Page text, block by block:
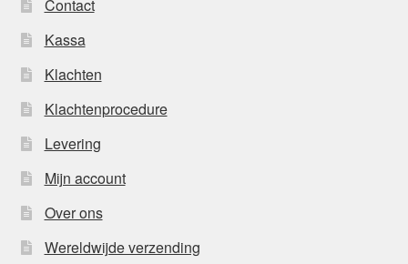
Contact
Kassa
Klachten
Klachtenprocedure
Levering
Mijn account
Over ons
Wereldwijde verzending